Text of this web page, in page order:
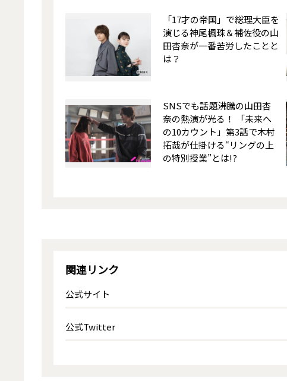
「17才の帝国」で総理大臣を
演じる神尾楓珠＆補佐役の山
田杏奈が一番苦労したことと
は？
SNSでも話題沸騰の山田杏
奈の熱演が光る！ 「未来へ
の10カウント」第3話で木村
拓哉が仕掛ける“リングの上
の特別授業”とは!?
関連リンク
公式サイト
公式Twitter